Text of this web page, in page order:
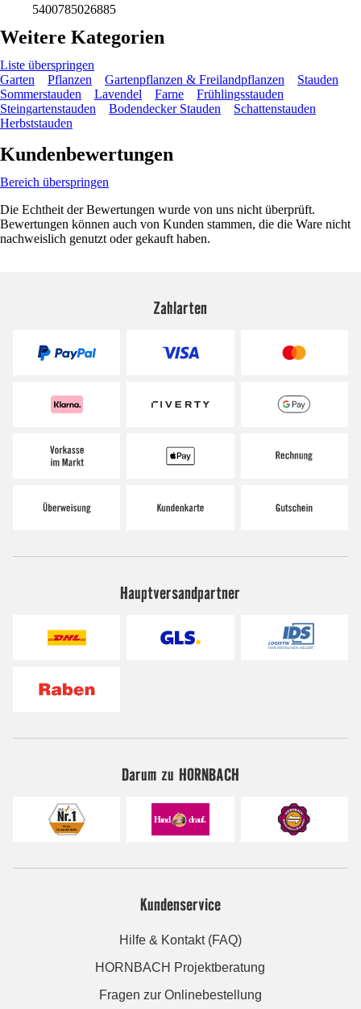
5400785026885
Weitere Kategorien
Liste überspringen
Garten
Pflanzen Gartenpflanzen & Freilandpflanzen
Stauden
Sommerstauden
Lavendel Farne
Frühlingsstauden
Steingartenstauden
Bodendecker Stauden
Schattenstauden
Herbststauden
Kundenbewertungen
Bereich überspringen
Die Echtheit der Bewertungen wurde von uns nicht überprüft.
Bewertungen können auch von Kunden stammen, die die Ware nicht
nachweislich genutzt oder gekauft haben.
Zahlarten
Hauptversandpartner
Darum zu HORNBACH
Kundenservice
Hilfe & Kontakt (FAQ)
HORNBACH Projektberatung
Fragen zur Onlinebestellung